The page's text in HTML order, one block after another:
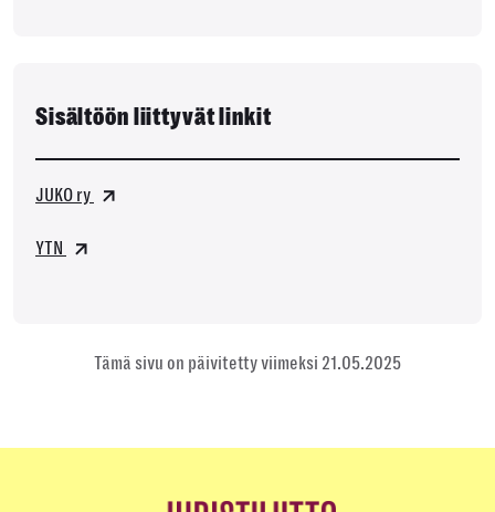
Sisältöön liittyvät linkit
JUKO ry
YTN
Tämä sivu on päivitetty viimeksi 21.05.2025